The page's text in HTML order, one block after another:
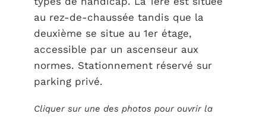
au rez-de-chaussée tandis que la
deuxième se situe au 1er étage,
accessible par un ascenseur aux
normes. Stationnement réservé sur
parking privé.
Cliquer sur une des photos pour ouvrir la